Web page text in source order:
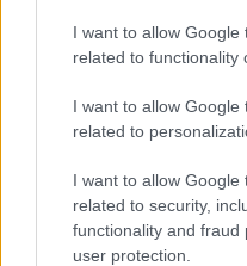
I want to allow Google
related to functionality
I want to allow Google
related to
I want to allow Google
related to security,
functionality and
user protection.